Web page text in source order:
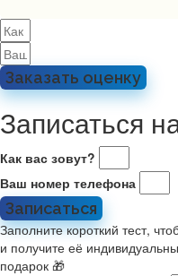
Заказать оценку
Записаться
Как вас зовут?
Ваш номер телефона
Записаться
Заполните короткий тест,
и получите её
подарок 🎁